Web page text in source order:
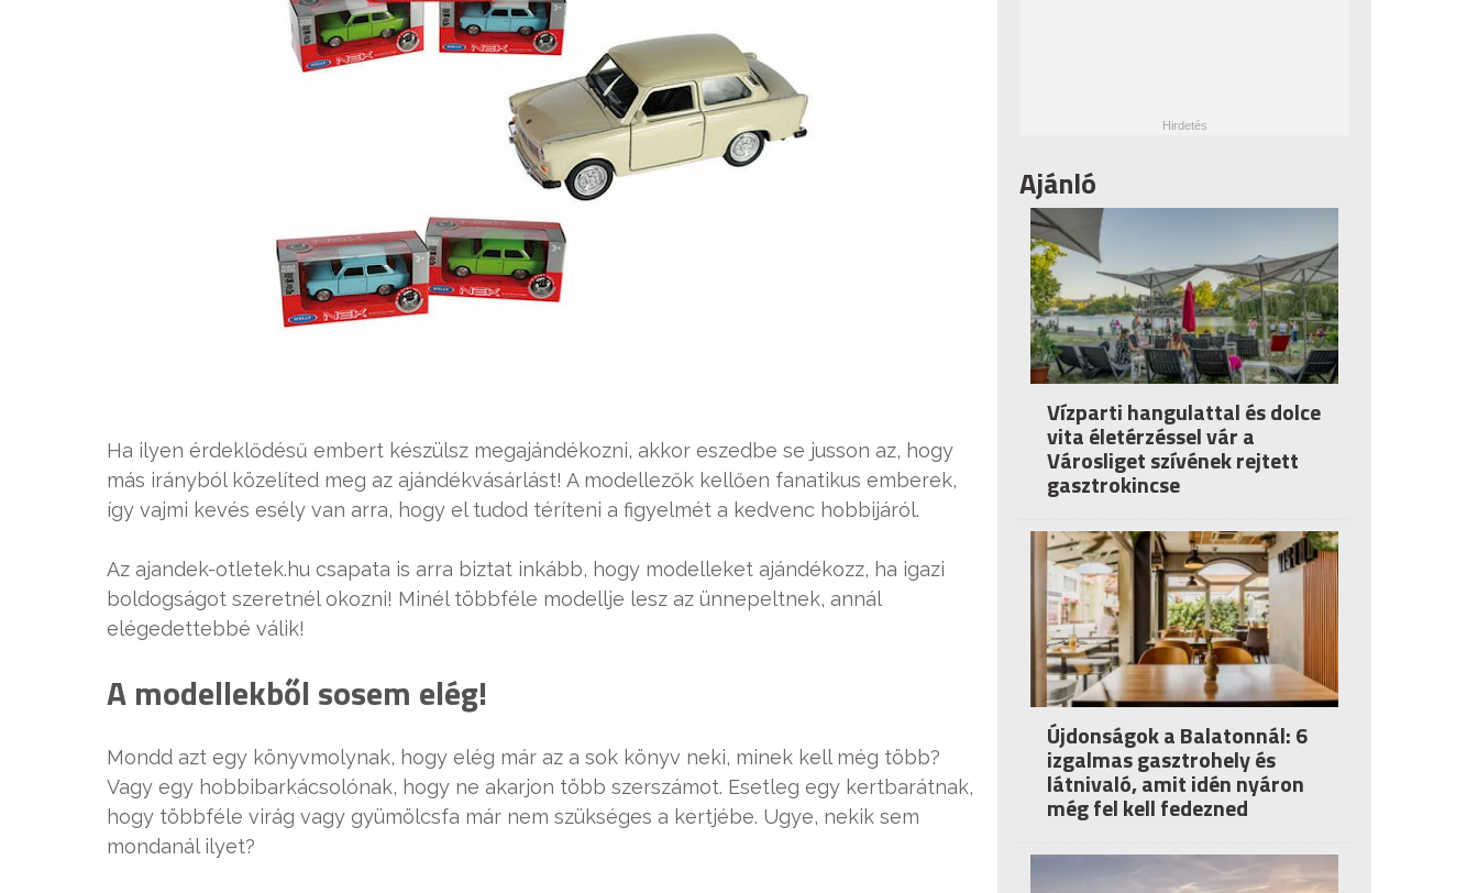
Ha ilyen érdeklődésű embert készülsz megajándékozni, akkor eszedbe se jusson az, hogy
más irányból közelíted meg az ajándékvásárlást! A modellezők kellően fanatikus emberek,
így vajmi kevés esély van arra, hogy el tudod téríteni a figyelmét a kedvenc hobbijáról.
Az ajandek-otletek.hu csapata is arra biztat inkább, hogy modelleket ajándékozz, ha igazi
boldogságot szeretnél okozni! Minél többféle modellje lesz az ünnepeltnek, annál
elégedettebbé válik!
A modellekből sosem elég!
Mondd azt egy könyvmolynak, hogy elég már az a sok könyv neki, minek kell még több?
Vagy egy hobbibarkácsolónak, hogy ne akarjon több szerszámot. Esetleg egy kertbarátnak,
hogy többféle virág vagy gyümölcsfa már nem szükséges a kertjébe. Ugye, nekik sem
mondanál ilyet?
Ajánló
Vízparti hangulattal és dolce
vita életérzéssel vár a
Városliget szívének rejtett
gasztrokincse
Újdonságok a Balatonnál: 6
izgalmas gasztrohely és
látnivaló, amit idén nyáron
még fel kell fedezned